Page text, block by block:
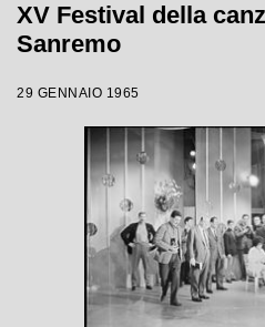
XV Festival della
Sanremo
29 GENNAIO 1965